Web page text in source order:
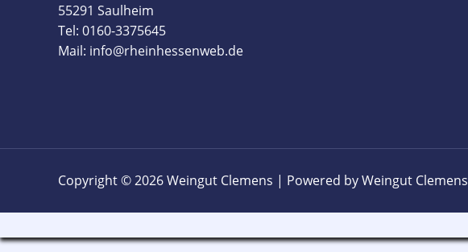
55291 Saulheim
Tel: 0160-3375645
Mail: info@rheinhessenweb.de
Copyright © 2026 Weingut Clemens | Powered by Weingut Clemens